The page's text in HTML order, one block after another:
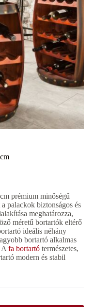
prémium minőségű
a palackok biztonságos és
meghatározza,
méretű bortartók eltérő
ideális néhány
bortartó alkalmas
fa bortartó természetes,
modern és stabil